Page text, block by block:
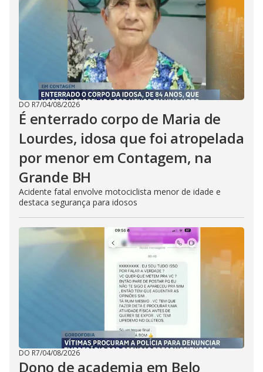
DO R7/04/08/2026
É enterrado corpo de Maria de
Lourdes, idosa que foi atropelada
por menor em Contagem, na
Grande BH
Acidente fatal envolve motociclista menor de idade e
destaca segurança para idosos
DO R7/04/08/2026
Dono de academia em Belo